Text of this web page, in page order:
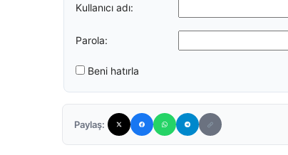
Kullanıcı adı:
Parola:
Beni hatırla
Paylaş: